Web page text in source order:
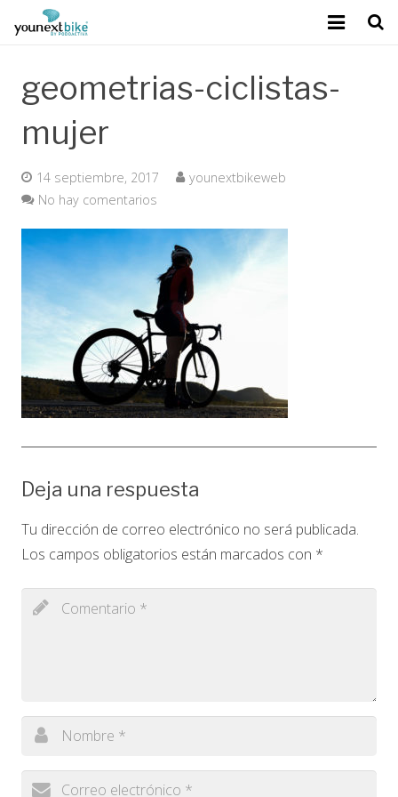
Sobre Younext Bike
Mejora del rendimiento
Tecnología exclusiva
Calidad Podoactiva
Contacto
Blog
geometrias-ciclistas-
mujer
14 septiembre, 2017
younextbikeweb
No hay comentarios
Deja una respuesta
Tu dirección de correo electrónico no será publicada.
Los campos obligatorios están marcados con *